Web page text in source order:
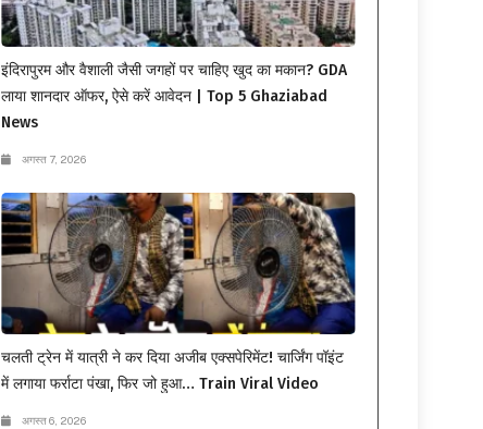
इंदिरापुरम और वैशाली जैसी जगहों पर चाहिए खुद का मकान? GDA
लाया शानदार ऑफर, ऐसे करें आवेदन | Top 5 Ghaziabad
News
अगस्त 7, 2026
चलती ट्रेन में यात्री ने कर दिया अजीब एक्सपेरिमेंट! चार्जिंग पॉइंट
में लगाया फर्राटा पंखा, फिर जो हुआ… Train Viral Video
अगस्त 6, 2026